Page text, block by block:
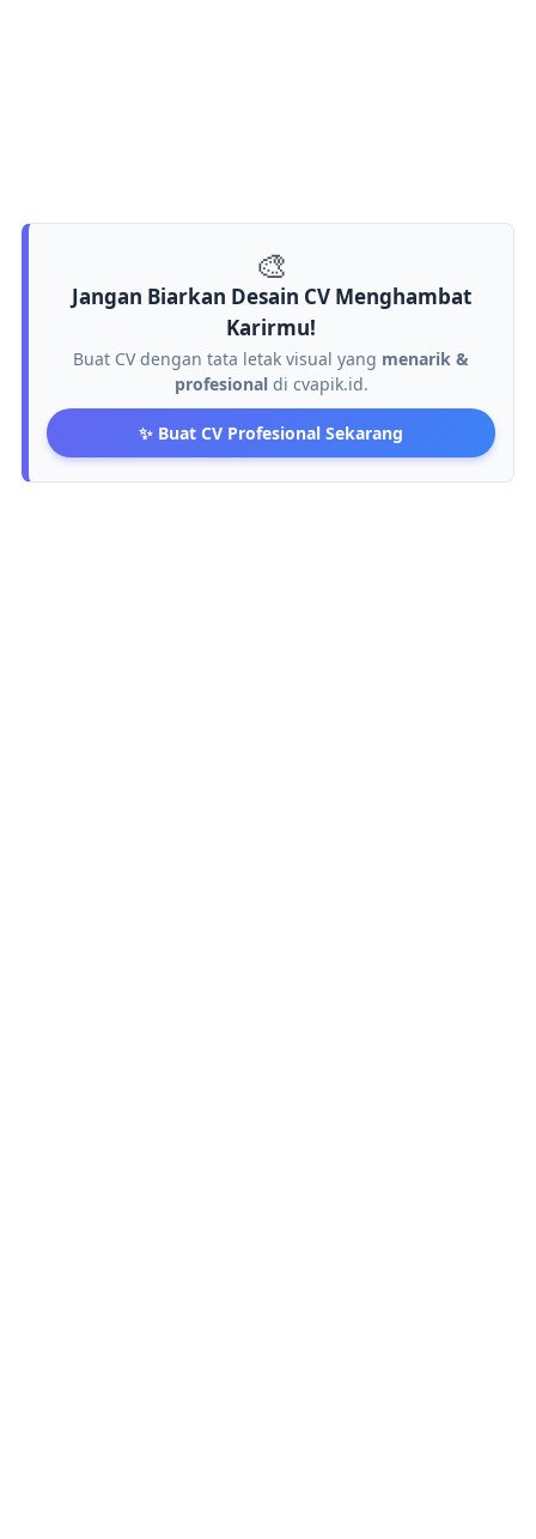
🎨
Jangan Biarkan Desain CV Menghambat
Karirmu!
Buat CV dengan tata letak visual yang menarik &
profesionaldi cvapik.id.
✨ Buat CV Profesional Sekarang